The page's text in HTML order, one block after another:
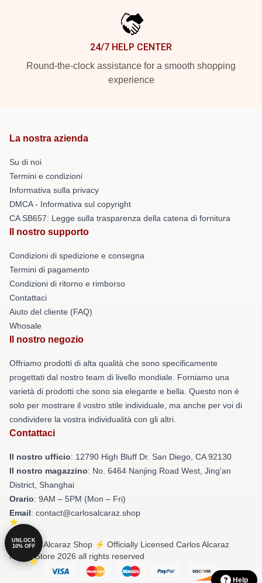
24/7 HELP CENTER
Round-the-clock assistance for a smooth shopping
experience
La nostra azienda
Su di noi
Termini e condizioni
Informativa sulla privacy
DMCA - Informativa sul copyright
CA SB657: Legge sulla trasparenza della catena di fornitura
Il nostro supporto
Condizioni di spedizione e consegna
Termini di pagamento
Condizioni di ritorno e rimborso
Contattaci
Aiuto del cliente (FAQ)
Whosale
Il nostro negozio
Offriamo prodotti di alta qualità che sono specificamente
progettati dal nostro team di livello mondiale. Forniamo una
varietà di prodotti che sono sia elegante e bella. Questo non è
solo per mostrare il vostro stile individuale, ma anche per voi di
condividere la vostra individualità con gli altri.
Contattaci
Il nostro ufficio: 12790 High Bluff Dr. San Diego, CA 92130
Il nostro magazzino: No. 6464 Nanjing Road West, Jing'an
District, Shanghai
Orario: 9AM – 5PM (Mon – Fri)
Email: contact@carlosalcaraz.shop
© Carlos Alcaraz Shop ⚡️ Officially Licensed Carlos Alcaraz
Merch Store 2026 all rights reserved
Help
UNLOCK
10% OFF